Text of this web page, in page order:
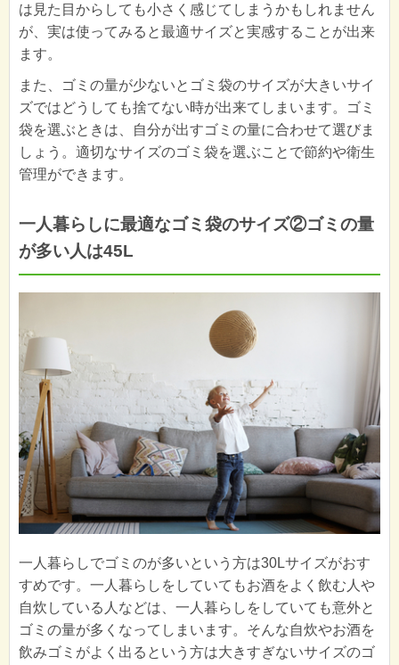
は見た目からしても小さく感じてしまうかもしれません
が、実は使ってみると最適サイズと実感することが出来
ます。
また、ゴミの量が少ないとゴミ袋のサイズが大きいサイ
ズではどうしても捨てない時が出来てしまいます。ゴミ
袋を選ぶときは、自分が出すゴミの量に合わせて選びま
しょう。適切なサイズのゴミ袋を選ぶことで節約や衛生
管理ができます。
一人暮らしに最適なゴミ袋のサイズ②ゴミの量
が多い人は45L
一人暮らしでゴミのが多いという方は30Lサイズがおす
すめです。一人暮らしをしていてもお酒をよく飲む人や
自炊している人などは、一人暮らしをしていても意外と
ゴミの量が多くなってしまいます。そんな自炊やお酒を
飲みゴミがよく出るという方は大きすぎないサイズのゴ